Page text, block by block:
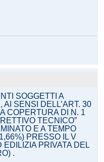
SOGGETTI A
AI SENSI DELL’ART. 30
COPERTURA DI N. 1
TECNICO”
E A TEMPO
PRESSO IL V
PRIVATA DEL
.